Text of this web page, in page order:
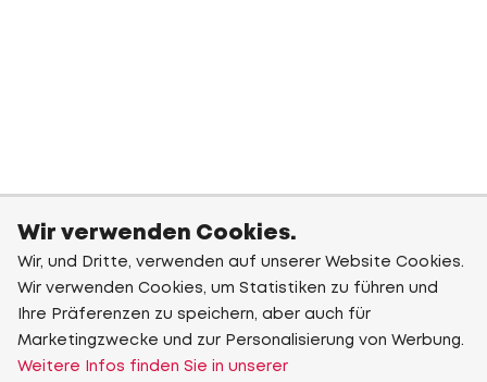
Wir verwenden Cookies.
Wir, und Dritte, verwenden auf unserer Website Cookies.
Wir verwenden Cookies, um Statistiken zu führen und
Ihre Präferenzen zu speichern, aber auch für
Marketingzwecke und zur Personalisierung von Werbung.
Weitere Infos finden Sie in unserer